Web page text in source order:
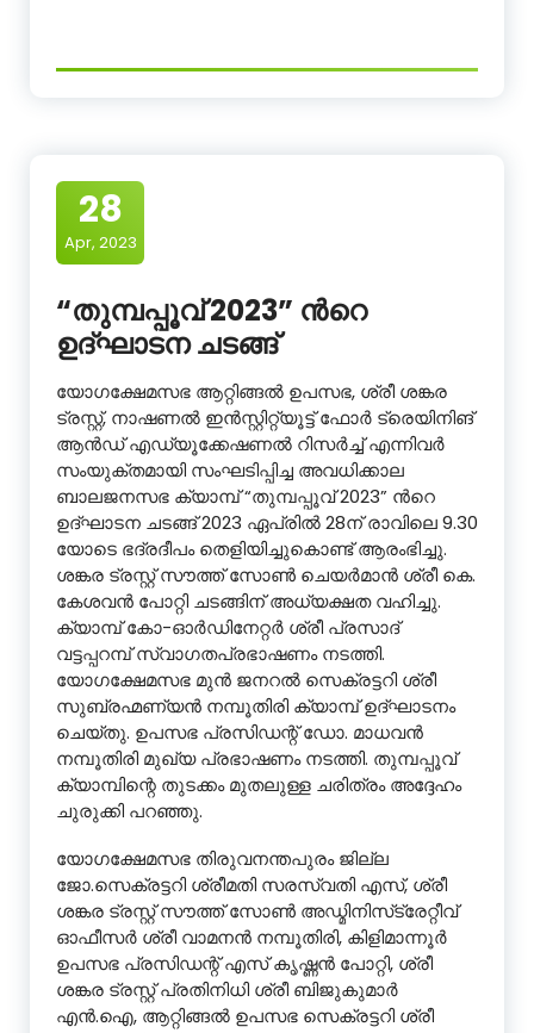
28
Apr, 2023
“തുമ്പപ്പൂവ് 2023” ൻറെ
ഉദ്ഘാടന ചടങ്ങ്
യോഗക്ഷേമസഭ ആറ്റിങ്ങൽ ഉപസഭ, ശ്രീ ശങ്കര
ട്രസ്റ്റ്, നാഷണൽ ഇൻസ്റ്റിറ്റ്യൂട്ട് ഫോർ ട്രെയിനിങ്
ആൻഡ് എഡ്യൂക്കേഷണൽ റിസർച്ച് എന്നിവർ
സംയുക്തമായി സംഘടിപ്പിച്ച അവധിക്കാല
ബാലജനസഭ ക്യാമ്പ് “തുമ്പപ്പൂവ് 2023” ൻറെ
ഉദ്ഘാടന ചടങ്ങ് 2023 ഏപ്രിൽ 28ന് രാവിലെ 9.30
യോടെ ഭദ്രദീപം തെളിയിച്ചുകൊണ്ട് ആരംഭിച്ചു.
ശങ്കര ട്രസ്റ്റ് സൗത്ത് സോൺ ചെയർമാൻ ശ്രീ കെ.
കേശവൻ പോറ്റി ചടങ്ങിന് അധ്യക്ഷത വഹിച്ചു.
ക്യാമ്പ് കോ-ഓർഡിനേറ്റർ ശ്രീ പ്രസാദ്
വട്ടപ്പറമ്പ് സ്വാഗതപ്രഭാഷണം നടത്തി.
യോഗക്ഷേമസഭ മുൻ ജനറൽ സെക്രട്ടറി ശ്രീ
സുബ്രഹ്മണ്യൻ നമ്പൂതിരി ക്യാമ്പ് ഉദ്ഘാടനം
ചെയ്തു. ഉപസഭ പ്രസിഡന്റ് ഡോ. മാധവൻ
നമ്പൂതിരി മുഖ്യ പ്രഭാഷണം നടത്തി. തുമ്പപ്പൂവ്
ക്യാമ്പിന്റെ തുടക്കം മുതലുള്ള ചരിത്രം അദ്ദേഹം
ചുരുക്കി പറഞ്ഞു.
യോഗക്ഷേമസഭ തിരുവനന്തപുരം ജില്ല
ജോ.സെക്രട്ടറി ശ്രീമതി സരസ്വതി എസ്, ശ്രീ
ശങ്കര ട്രസ്റ്റ് സൗത്ത് സോൺ അഡ്മിനിസ്‌ട്രേറ്റീവ്
ഓഫീസർ ശ്രീ വാമനൻ നമ്പൂതിരി, കിളിമാന്നൂർ
ഉപസഭ പ്രസിഡന്റ് എസ് കൃഷ്ണൻ പോറ്റി, ശ്രീ
ശങ്കര ട്രസ്റ്റ് പ്രതിനിധി ശ്രീ ബിജുകുമാർ
എൻ.ഐ, ആറ്റിങ്ങൽ ഉപസഭ സെക്രട്ടറി ശ്രീ